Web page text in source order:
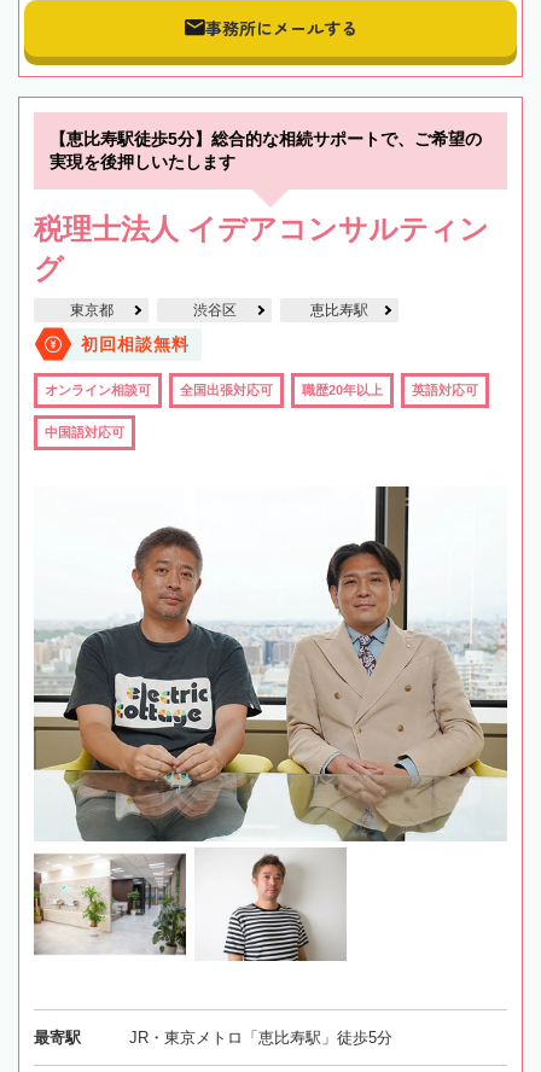
事務所にメールする
【恵比寿駅徒歩5分】総合的な相続サポートで、ご希望の
実現を後押しいたします
税理士法人 イデアコンサルティン
グ
東京都 渋谷区 恵比寿駅
初回相談無料
オンライン相談可 全国出張対応可 職歴20年以上 英語対応可
中国語対応可
最寄駅 JR・東京メトロ「恵比寿駅」徒歩5分